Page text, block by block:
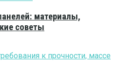
материалы,
советы